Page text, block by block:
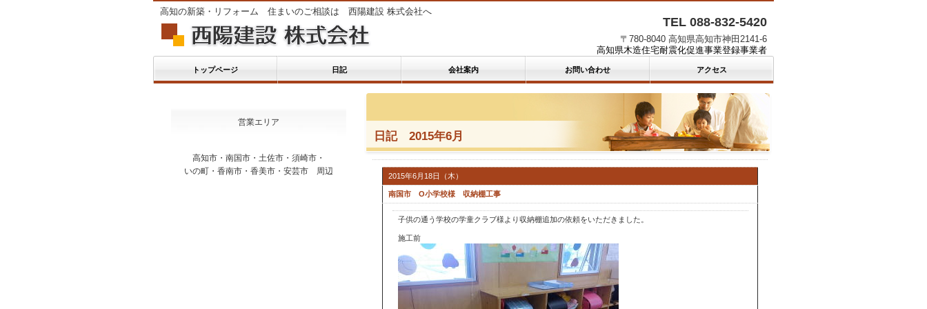
高知の新築・リフォーム 住まいのご相談は 西陽建設 株式会社へ
TEL 088-832-5420
〒780-8040 高知県高知市神田2141-6
高知県木造住宅耐震化促進事業登録事業者
日記 2015年6月
2015年6月18日（木）
南国市 O小学校様 収納棚工事
子供の通う学校の学童クラブ様より収納棚追加の依頼をいただきました。
施工前
トップページ 日記 会社案内 お問い合わせ アクセス
営業エリア
高知市・南国市・土佐市・須崎市・
いの町・香南市・香美市・安芸市 周辺